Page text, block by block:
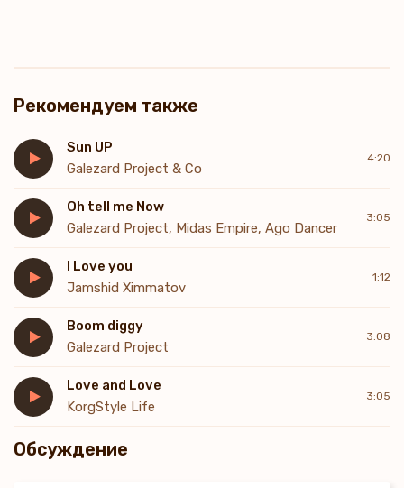
Рекомендуем также
Sun UP
Galezard Project & Co
4:20
Oh tell me Now
Galezard Project, Midas Empire, Ago Dancer
3:05
I Love you
Jamshid Ximmatov
1:12
Boom diggy
Galezard Project
3:08
Love and Love
KorgStyle Life
3:05
Обсуждение